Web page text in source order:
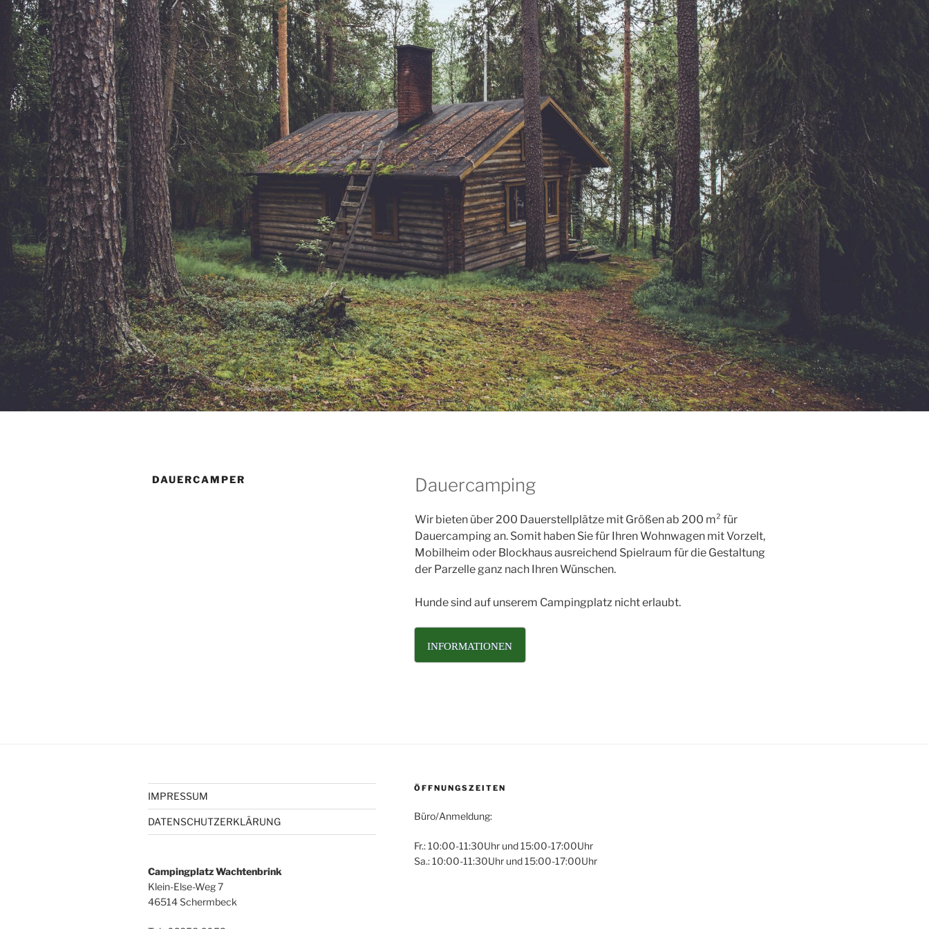
DAUERCAMPER Dauercamping
Wir bieten über 200 Dauerstellplätze mit Größen ab 200 m² für
Dauercamping an. Somit haben Sie für Ihren Wohnwagen mit Vorzelt,
Mobilheim oder Blockhaus ausreichend Spielraum für die Gestaltung
der Parzelle ganz nach Ihren Wünschen.
Hunde sind auf unserem Campingplatz nicht erlaubt.
INFORMATIONEN
IMPRESSUM
DATENSCHUTZERKLÄRUNG
Campingplatz Wachtenbrink
Klein-Else-Weg 7
46514 Schermbeck
ÖFFNUNGSZEITEN
Büro/Anmeldung:
Fr.: 10:00-11:30Uhr und 15:00-17:00Uhr
Sa.: 10:00-11:30Uhr und 15:00-17:00Uhr